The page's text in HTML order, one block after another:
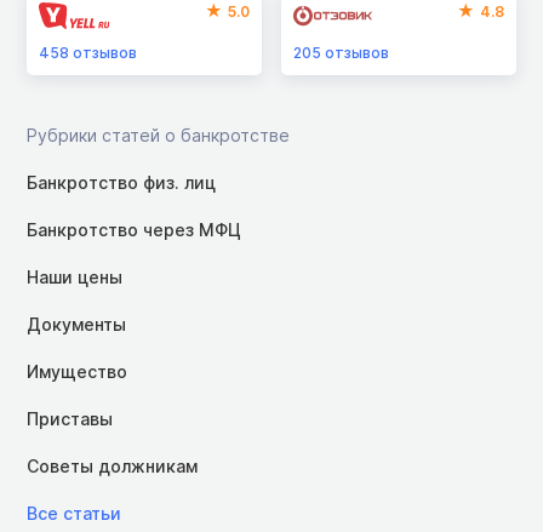
5.0
458 отзывов
4.8
205отзывов
Рубрики статей о банкротстве
Банкротство физ. лиц
Банкротство через МФЦ
Наши цены
Документы
Имущество
Приставы
Советы должникам
Все статьи